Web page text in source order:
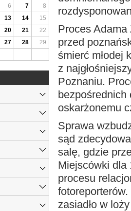
Proces Adama
przed
śmierć młodej
z
Poznaniu.
bezpośrednich
oskarżonemu
Sprawa
sąd
salę, gdzie
Miejscówki dla
procesu
zasiadło w
6 7
8
13 14
15
20 21
22
27 28
29